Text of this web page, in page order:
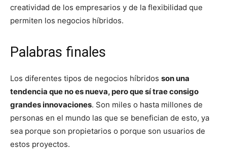
creatividad de los empresarios y de la flexibilidad que
permiten los negocios híbridos.
Palabras finales
Los diferentes tipos de negocios híbridos son una
tendencia que no es nueva, pero que sí trae consigo
grandes innovaciones. Son miles o hasta millones de
personas en el mundo las que se benefician de esto, ya
sea porque son propietarios o porque son usuarios de
estos proyectos.